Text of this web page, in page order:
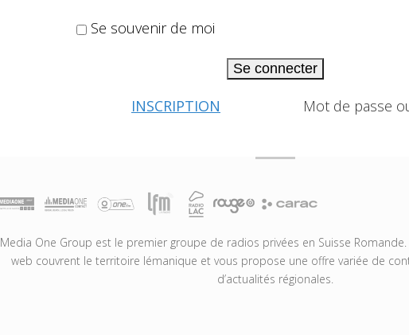
Se souvenir de moi
Se connecter
INSCRIPTION Mot de passe
Media One Group est le premier groupe de radios privées en Suisse
web couvrent le territoire lémanique et vous propose une offre variée de
d’actualités régionales.